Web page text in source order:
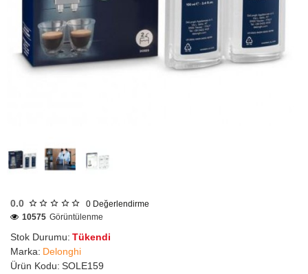
0.0 0 Değerlendirme
Stok Durumu: Tükendi
Marka: Delonghi
Ürün Kodu: SOLE159
10575 Görüntülenme